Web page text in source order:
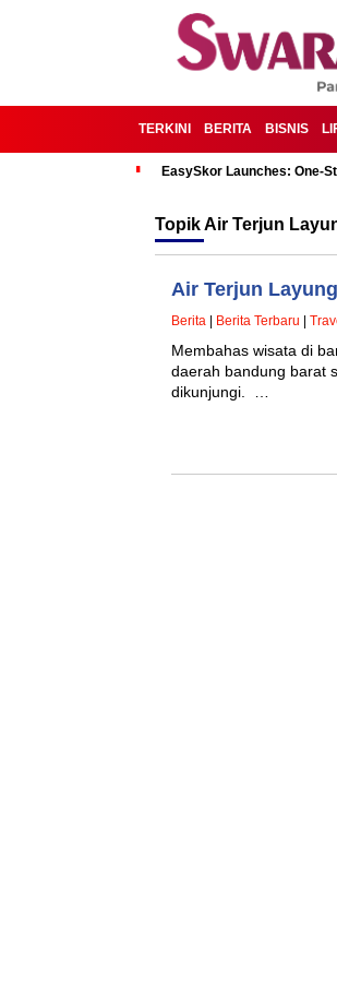
TERKINI BERITA BISNIS
EasySkor Launches: One-
TopikAir Terjun
Air Terjun
Berita Berita Terbaru
Membahas wisata di
daerah bandung barat
dikunjungi. …